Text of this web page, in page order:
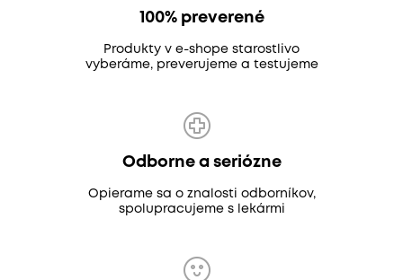
100% preverené
Produkty v e-shope starostlivo
vyberáme, preverujeme a testujeme
Odborne a seriózne
Opierame sa o znalosti odborníkov,
spolupracujeme s lekármi